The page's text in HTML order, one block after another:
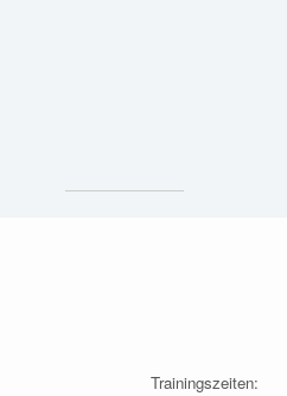
Trainingszeiten: